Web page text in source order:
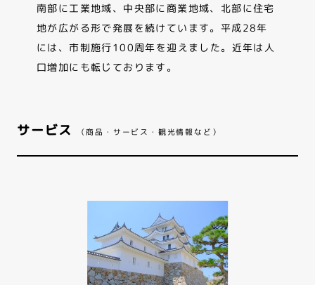
南部に工業地域、中央部に商業地域、北部に住宅
地が広がる形で発展を続けています。平成28年
には、市制施行100周年を迎えました。近年は人
口増加にも転じております。
サービス （商品・サービス・観光情報など）